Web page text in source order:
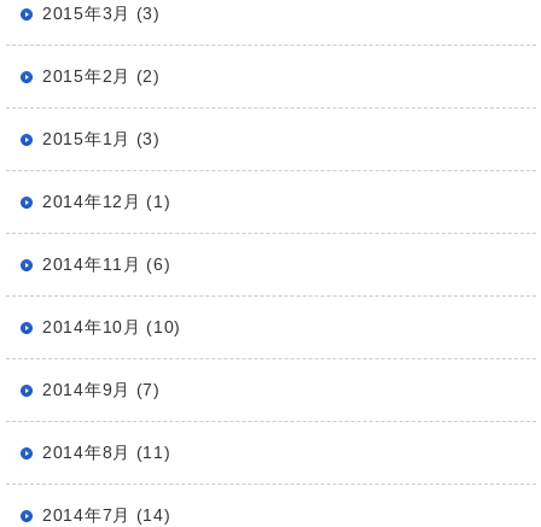
2015年3月 (3)
2015年2月 (2)
2015年1月 (3)
2014年12月 (1)
2014年11月 (6)
2014年10月 (10)
2014年9月 (7)
2014年8月 (11)
2014年7月 (14)